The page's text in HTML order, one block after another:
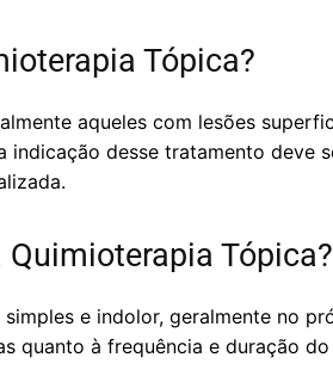
Tópica?
aqueles com lesões
desse tratamento deve
Tópica?
e indolor, geralmente no
quanto à frequência e duração